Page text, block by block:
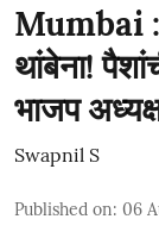
Mumbai :
थांबेना!
भाजप
Swapnil S
Published on: 06